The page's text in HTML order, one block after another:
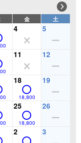
金 土
4 5
11 12
18
18,800
19
25
18,800
26
2 3